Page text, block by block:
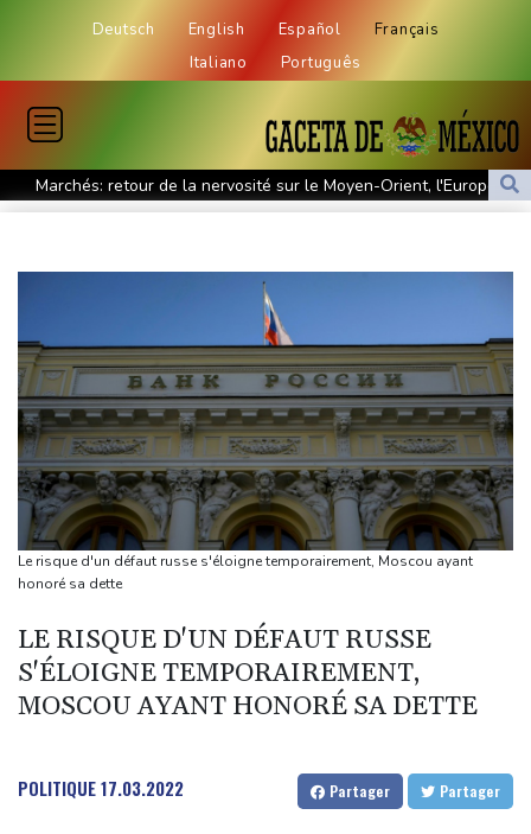
Deutsch English Español
Français
Italiano
Português
Marchés: retour de la nervosité sur le Moyen-Orient, l'Europe
s'offre tout de même des records
L'explosion d'une bombe dans un bus fait deux morts près de
Damas
Taïwan bloque un pont stratégique lors de la simulation d'une
invasion par la Chine
A Ceuta, les enfants migrants risquent d'être victimes de
maltraitance et d'exploitation, avertissent des ONG
Foot: le Paris SG officialise l'arrivée de Maghnès Akliouche en
provenance de Monaco
Foot: Rodri a donné son accord au FC Barcelone pour négocier
Tour de France femmes: Kim Le Court remporte la 6e étape,
Marlen Reusser reste maillot jaune
La Bourse de Paris reste perchée sur ses niveaux records
Europe
Le risque d'un défaut russe s'éloigne temporairement, Moscou ayant
honoré sa dette
LE RISQUE D'UN DÉFAUT RUSSE
S'ÉLOIGNE TEMPORAIREMENT,
MOSCOU AYANT HONORÉ SA DETTE
POLITIQUE17.03.2022 Partager Partager